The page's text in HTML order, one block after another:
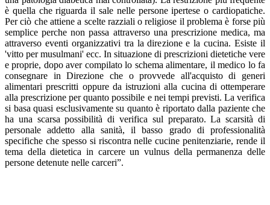
è quella che riguarda il sale nelle persone ipertese o cardiopatiche.
Per ciò che attiene a scelte razziali o religiose il problema è forse più
semplice perche non passa attraverso una prescrizione medica, ma
attraverso eventi organizzativi tra la direzione e la cucina. Esiste il
'vitto per musulmani' ecc. In situazione di prescrizioni dietetiche vere
e proprie, dopo aver compilato lo schema alimentare, il medico lo fa
consegnare in Direzione che o provvede all'acquisto di generi
alimentari prescritti oppure da istruzioni alla cucina di ottemperare
alla prescrizione per quanto possibile e nei tempi previsti. La verifica
si basa quasi esclusivamente su quanto è riportato dalla paziente che
ha una scarsa possibilità di verifica sul preparato. La scarsità di
personale addetto alla sanità, il basso grado di professionalità
specifiche che spesso si riscontra nelle cucine penitenziarie, rende il
tema della dietetica in carcere un vulnus della permanenza delle
persone detenute nelle carceri”.